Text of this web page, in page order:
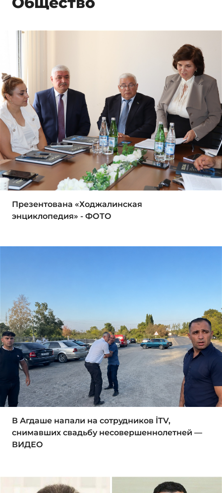
Презентована «Ходжалинская
энциклопедия» - ФОТО
В Агдаше напали на сотрудников İTV,
снимавших свадьбу несовершеннолетней —
ВИДЕО